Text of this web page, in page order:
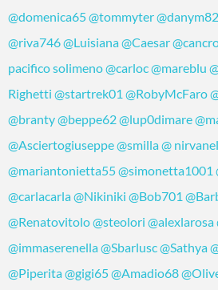
@domenica65@tommyter@danym82
@riva746@Luisiana@Caesar
pacifico solimeno@carloc@mareblu
Righetti @startrek01 @RobyMcFaro
@branty@beppe62@lup0dimare
@Asciertogiuseppe@smilla@
@mariantonietta55@simonetta1001
@carlacarla@Nikiniki @Bob701
@Renatovitolo@steolori @alexlarosa
@immaserenella@Sbarlusc@Sathya
@Piperita@gigi65@Amadio68